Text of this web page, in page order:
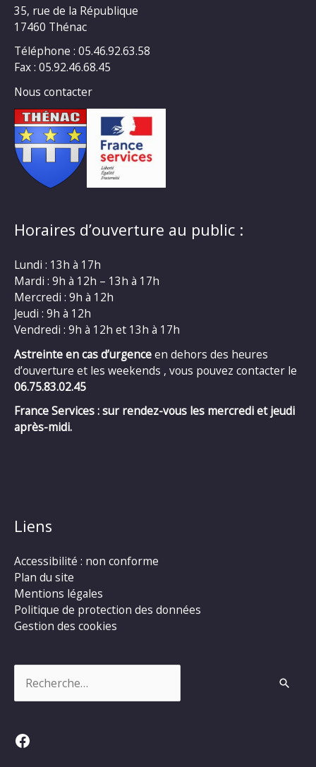
35, rue de la République
17460 Thénac
Téléphone : 05.46.92.63.58
Fax : 05.92.46.68.45
Nous contacter
Horaires d’ouverture au public :
Lundi : 13h à 17h
Mardi : 9h à 12h – 13h à 17h
Mercredi : 9h à 12h
Jeudi : 9h à 12h
Vendredi : 9h à 12h et 13h à 17h
Astreinte en cas d’urgenceen dehors des heures
d’ouverture et les weekends , vous pouvez contacter le
06.75.83.02.45
France Services : sur rendez-vous les mercredi et jeudi
après-midi.
Liens
Accessibilité : non conforme
Plan du site
Mentions légales
Politique de protection des données
Gestion des cookies
Facebook